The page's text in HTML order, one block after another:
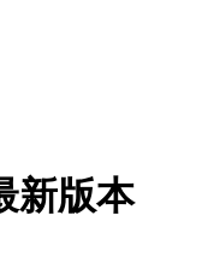
新版本